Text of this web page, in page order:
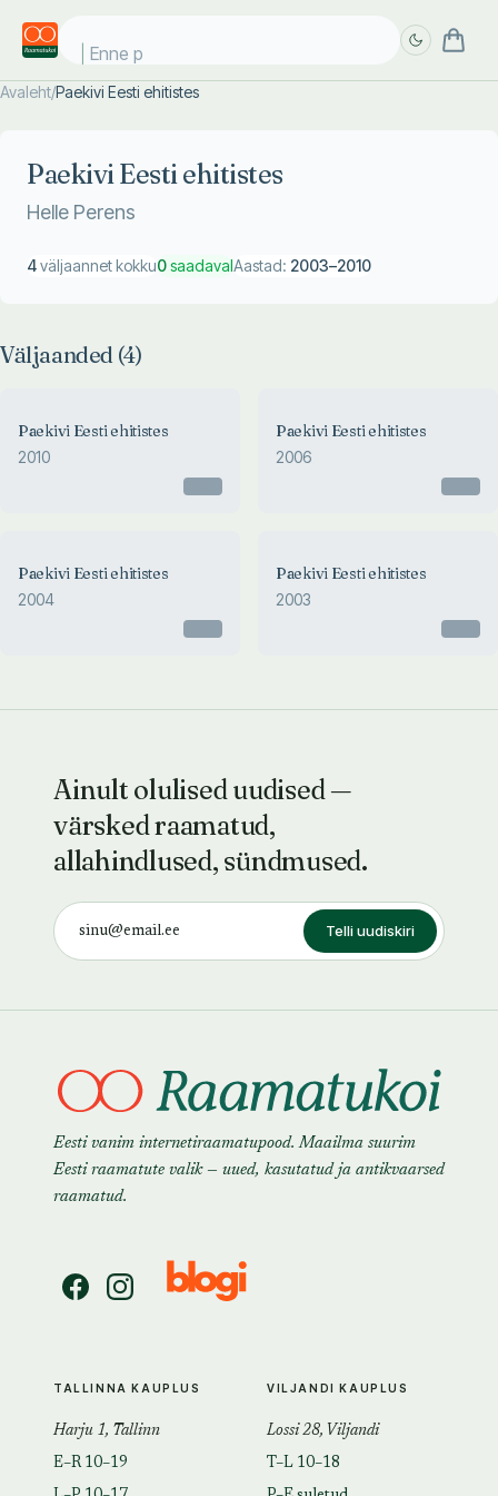
Enne pä
Avaleht/Paekivi Eesti ehitistes
Paekivi Eesti ehitistes
Helle Perens
4väljaannet kokku0saadavalAastad: 2003–2010
Väljaanded (4)
Paekivi Eesti ehitistes
2010
Paekivi Eesti ehitistes
2006
Paekivi Eesti ehitistes
2004
Paekivi Eesti ehitistes
2003
Ainult olulised uudised —
värsked raamatud,
allahindlused, sündmused.
Telli uudiskiri
Eesti vanim internetiraamatupood. Maailma suurim
Eesti raamatute valik — uued, kasutatud ja antikvaarsed
raamatud.
TALLINNA KAUPLUS
Harju 1, Tallinn
E–R 10–19
VILJANDI KAUPLUS
Lossi 28, Viljandi
T–L 10–18